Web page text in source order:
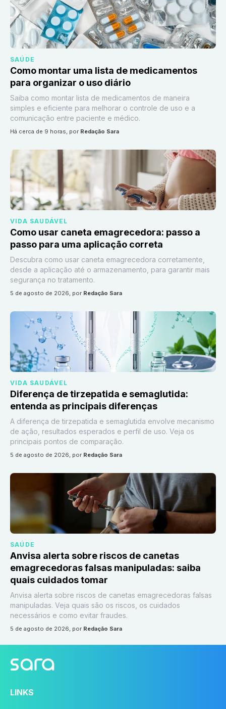
SAÚDE
Como montar uma lista de medicamentos
para organizar o uso diário
Saiba como montar lista de medicamentos de maneira
simples e eficiente para melhorar o controle de uso e a
comunicação entre paciente e médico.
há cerca de 9 horas, por Redação Sara
VIDA SAUDÁVEL
Como usar caneta emagrecedora: passo a
passo para uma aplicação correta
Descubra como usar caneta emagrecedora corretamente,
desde a aplicação até o armazenamento, para garantir mais
segurança no tratamento.
5 de agosto de 2026, por Redação Sara
VIDA SAUDÁVEL
Diferença de tirzepatida e semaglutida:
entenda as principais diferenças
A diferença de tirzepatida e semaglutida envolve mecanismo
de ação, resultados esperados e perfil de uso. Veja os
principais pontos de comparação.
5 de agosto de 2026, por Redação Sara
SAÚDE
Anvisa alerta sobre riscos de canetas
emagrecedoras falsas manipuladas: saiba
quais cuidados tomar
Anvisa alerta sobre riscos de canetas emagrecedoras falsas
manipuladas. Veja quais são os riscos, os cuidados
necessários e como evitar fraudes.
5 de agosto de 2026, por Redação Sara
LINKS